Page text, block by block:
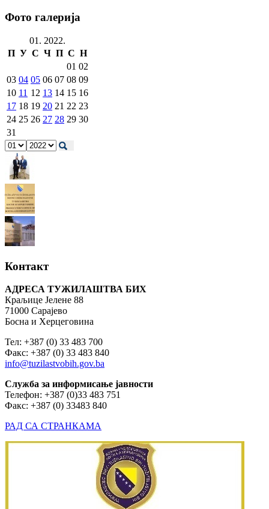
Фото галерија
01. 2022.
П У С Ч П С Н
01 02
03 04 05 06 07 08 09
10 11 12 13 14 15 16
17 18 19 20 21 22 23
24 25 26 27 28 29 30
31
Контакт
АДРЕСА ТУЖИЛАШТВА БИХ
Краљице Јелене 88
71000 Сарајево
Босна и Херцеговина
Тел: +387 (0) 33 483 700
Факс: +387 (0) 33 483 840
info@tuzilastvobih.gov.ba
Служба за информисање јавности
Телефон: +387 (0)33 483 751
Факс: +387 (0) 33483 840
РАД СА СТРАНКАМА